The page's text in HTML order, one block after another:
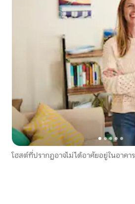
โฮสต์ที่ปรากฏอาจไม่ได้อาศัยอยู่ในอาคา